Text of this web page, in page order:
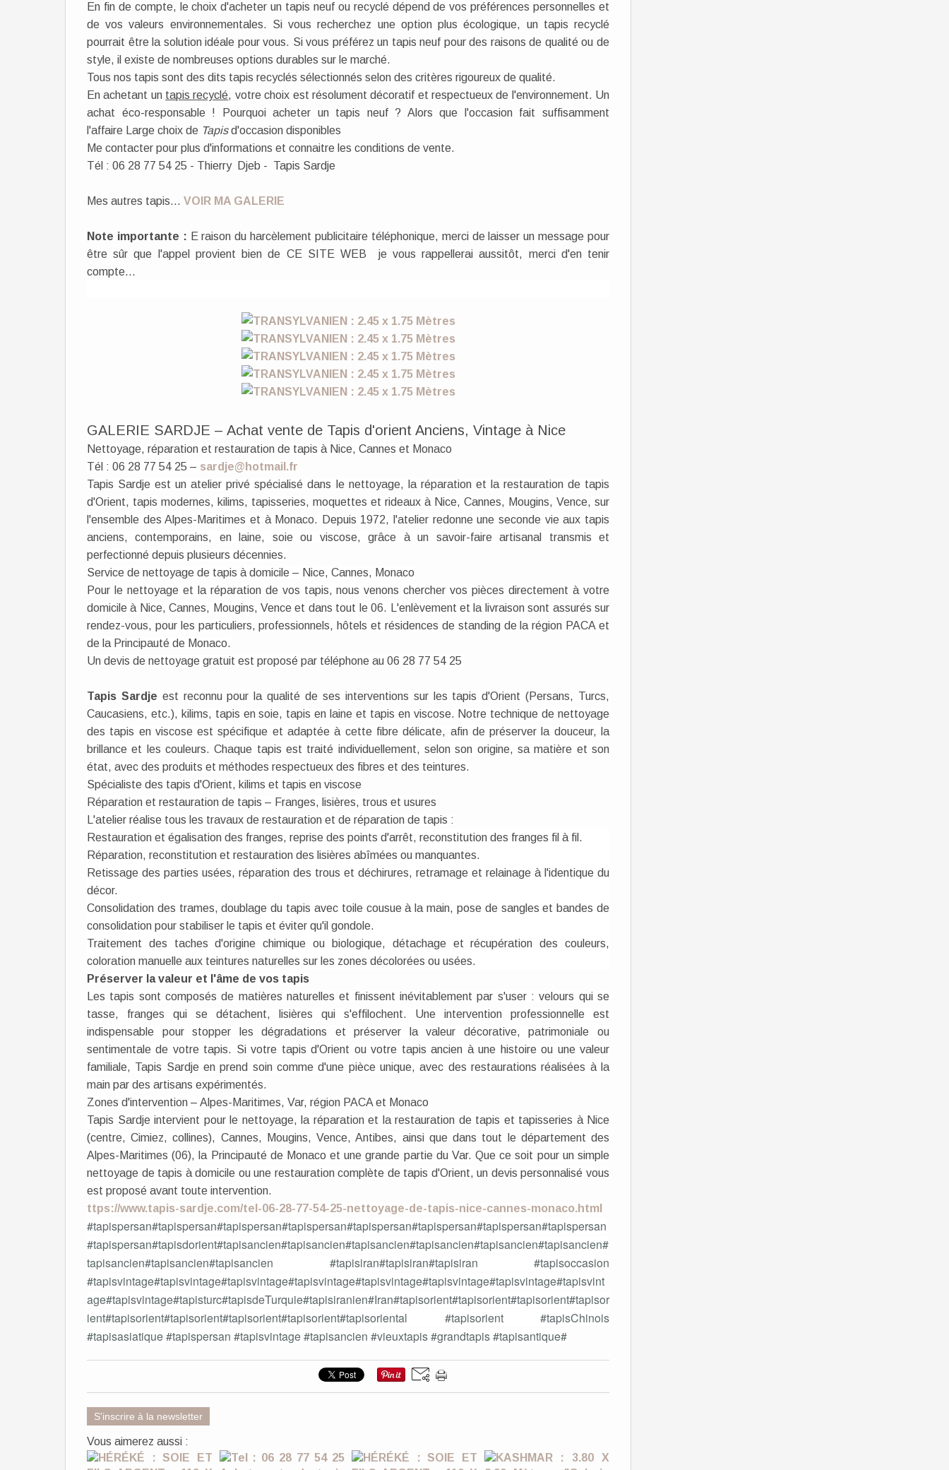
En fin de compte, le choix d'acheter un tapis neuf ou recyclé dépend de vos préférences personnelles et
de vos valeurs environnementales. Si vous recherchez une option plus écologique, un tapis recyclé
pourrait être la solution idéale pour vous. Si vous préférez un tapis neuf pour des raisons de qualité ou de
style, il existe de nombreuses options durables sur le marché.
Tous nos tapis sont des dits tapis recyclés sélectionnés selon des critères rigoureux de qualité.
En achetant un tapis recyclé, votre choix est résolument décoratif et respectueux de l'environnement. Un
achat éco-responsable ! Pourquoi acheter un tapis neuf ? Alors que l'occasion fait suffisamment
l'affaire Large choix de Tapisd'occasion disponibles
Me contacter pour plus d'informations et connaitre les conditions de vente.
Tél : 06 28 77 54 25 - Thierry Djeb - Tapis Sardje
Mes autres tapis... VOIR MA GALERIE
Note importante : E raison du harcèlement publicitaire téléphonique, merci de laisser un message pour
être sûr que l'appel provient bien de CE SITE WEB je vous rappellerai aussitôt, merci d'en tenir
compte...
GALERIE SARDJE – Achat vente de Tapis d'orient Anciens, Vintage à Nice
Nettoyage, réparation et restauration de tapis à Nice, Cannes et Monaco
Tél : 06 28 77 54 25 – sardje@hotmail.fr
Tapis Sardje est un atelier privé spécialisé dans le nettoyage, la réparation et la restauration de tapis
d'Orient, tapis modernes, kilims, tapisseries, moquettes et rideaux à Nice, Cannes, Mougins, Vence, sur
l'ensemble des Alpes-Maritimes et à Monaco. Depuis 1972, l'atelier redonne une seconde vie aux tapis
anciens, contemporains, en laine, soie ou viscose, grâce à un savoir-faire artisanal transmis et
perfectionné depuis plusieurs décennies.
Service de nettoyage de tapis à domicile – Nice, Cannes, Monaco
Pour le nettoyage et la réparation de vos tapis, nous venons chercher vos pièces directement à votre
domicile à Nice, Cannes, Mougins, Vence et dans tout le 06. L'enlèvement et la livraison sont assurés sur
rendez-vous, pour les particuliers, professionnels, hôtels et résidences de standing de la région PACA et
de la Principauté de Monaco.
Un devis de nettoyage gratuit est proposé par téléphone au 06 28 77 54 25
Tapis Sardje est reconnu pour la qualité de ses interventions sur les tapis d'Orient (Persans, Turcs,
Caucasiens, etc.), kilims, tapis en soie, tapis en laine et tapis en viscose. Notre technique de nettoyage
des tapis en viscose est spécifique et adaptée à cette fibre délicate, afin de préserver la douceur, la
brillance et les couleurs. Chaque tapis est traité individuellement, selon son origine, sa matière et son
état, avec des produits et méthodes respectueux des fibres et des teintures.
Spécialiste des tapis d'Orient, kilims et tapis en viscose
Réparation et restauration de tapis – Franges, lisières, trous et usures
L'atelier réalise tous les travaux de restauration et de réparation de tapis :
Restauration et égalisation des franges, reprise des points d'arrêt, reconstitution des franges fil à fil.
Réparation, reconstitution et restauration des lisières abîmées ou manquantes.
Retissage des parties usées, réparation des trous et déchirures, retramage et relainage à l'identique du
décor.
Consolidation des trames, doublage du tapis avec toile cousue à la main, pose de sangles et bandes de
consolidation pour stabiliser le tapis et éviter qu'il gondole.
Traitement des taches d'origine chimique ou biologique, détachage et récupération des couleurs,
coloration manuelle aux teintures naturelles sur les zones décolorées ou usées.
Préserver la valeur et l'âme de vos tapis
Les tapis sont composés de matières naturelles et finissent inévitablement par s'user : velours qui se
tasse, franges qui se détachent, lisières qui s'effilochent. Une intervention professionnelle est
indispensable pour stopper les dégradations et préserver la valeur décorative, patrimoniale ou
sentimentale de votre tapis. Si votre tapis d'Orient ou votre tapis ancien à une histoire ou une valeur
familiale, Tapis Sardje en prend soin comme d'une pièce unique, avec des restaurations réalisées à la
main par des artisans expérimentés.
Zones d'intervention – Alpes-Maritimes, Var, région PACA et Monaco
Tapis Sardje intervient pour le nettoyage, la réparation et la restauration de tapis et tapisseries à Nice
(centre, Cimiez, collines), Cannes, Mougins, Vence, Antibes, ainsi que dans tout le département des
Alpes-Maritimes (06), la Principauté de Monaco et une grande partie du Var. Que ce soit pour un simple
nettoyage de tapis à domicile ou une restauration complète de tapis d'Orient, un devis personnalisé vous
est proposé avant toute intervention.
ttps://www.tapis-sardje.com/tel-06-28-77-54-25-nettoyage-de-tapis-nice-cannes-monaco.html
#tapispersan#tapispersan#tapispersan#tapispersan#tapispersan#tapispersan#tapispersan#tapispersan
#tapispersan#tapisdorient#tapisancien#tapisancien#tapisancien#tapisancien#tapisancien#tapisancien#
tapisancien#tapisancien#tapisancien #tapisiran#tapisiran#tapisiran #tapisoccasion
#tapisvintage#tapisvintage#tapisvintage#tapisvintage#tapisvintage#tapisvintage#tapisvintage#tapisvint
age#tapisvintage#tapisturc#tapisdeTurquie#tapisiranien#Iran#tapisorient#tapisorient#tapisorient#tapisor
ient#tapisorient#tapisorient#tapisorient#tapisorient#tapisoriental #tapisorient #tapisChinois
#tapisasiatique #tapispersan #tapisvintage #tapisancien #vieuxtapis #grandtapis #tapisantique#
S'inscrire à la newsletter
Vous aimerez aussi :